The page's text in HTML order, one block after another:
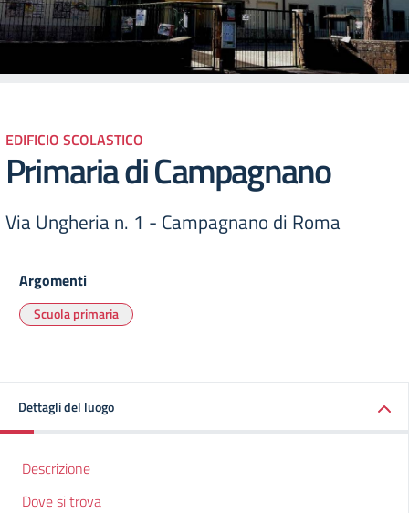
EDIFICIO SCOLASTICO
Primaria di Campagnano
Via Ungheria n. 1 - Campagnano di Roma
Argomenti
Scuola primaria
Dettagli del luogo
Descrizione
Dove si trova